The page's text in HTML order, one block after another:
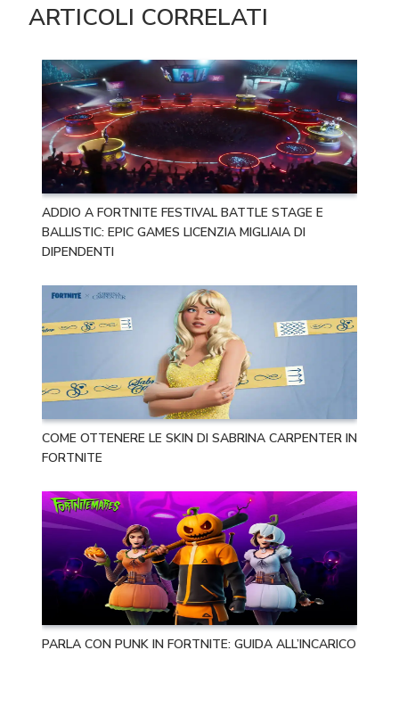
ARTICOLI CORRELATI
ADDIO A FORTNITE FESTIVAL BATTLE STAGE E
BALLISTIC: EPIC GAMES LICENZIA MIGLIAIA DI
DIPENDENTI
COME OTTENERE LE SKIN DI SABRINA CARPENTER IN
FORTNITE
PARLA CON PUNK IN FORTNITE: GUIDA ALL’INCARICO